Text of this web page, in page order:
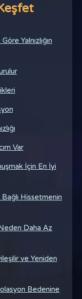
Yalnızlığın
Var
İçin En İyi
Bağlı Hissetmenin
Neden Daha Az
ve Yeniden
Bedenine